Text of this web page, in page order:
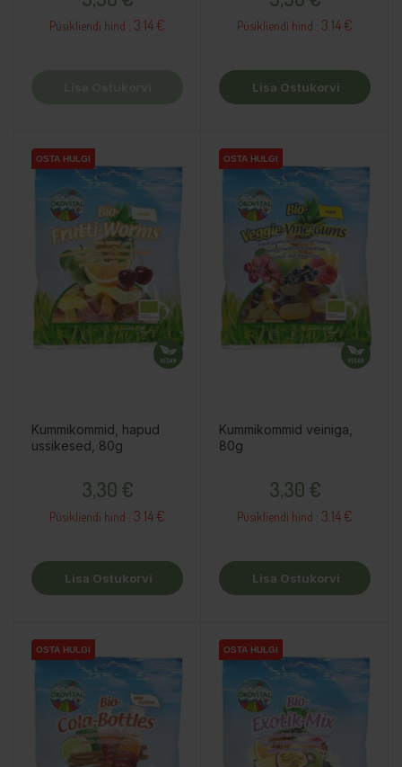
Püsikliendi hind : 3.14 € Püsikliendi hind : 3.14 €
Lisa Ostukorvi
OSTA HULGI
OSTA HULGI
OSTA HULGI
Kummikommid, hapud
ussikesed, 80g
3,30 €
Püsikliendi hind : 3.14 €
Lisa Ostukorvi
OSTA HULGI
OSTA HULGI
OSTA HULGI
Kummikommid veiniga,
80g
3,30 €
Püsikliendi hind : 3.14 €
Lisa Ostukorvi
OSTA HULGI
OSTA HULGI
OSTA HULGI OSTA HULGI
OSTA HULGI
OSTA HULGI